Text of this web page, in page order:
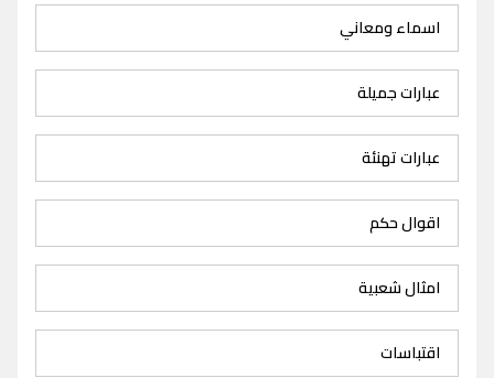
اسماء ومعاني
عبارات جميلة
عبارات تهنئة
اقوال حكم
امثال شعبية
اقتباسات